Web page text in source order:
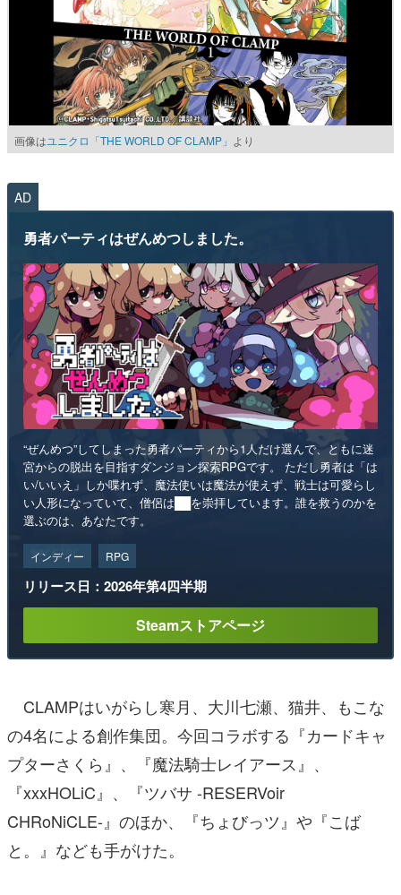
画像はユニクロ「THE WORLD OF CLAMP」 より
AD
勇者パーティはぜんめつしました。
“ぜんめつ”してしまった勇者パーティから1人だけ選んで、ともに迷
宮からの脱出を目指すダンジョン探索RPGです。 ただし勇者は「は
い/いいえ」しか喋れず、魔法使いは魔法が使えず、戦士は可愛らし
い人形になっていて、僧侶は██を崇拝しています。誰を救うのかを
選ぶのは、あなたです。
インディー RPG
リリース日：2026年第4四半期
Steamストアページ
CLAMPはいがらし寒月、大川七瀬、猫井、もこな
の4名による創作集団。今回コラボする『カードキャ
プターさくら』、『魔法騎士レイアース』、
『xxxHOLiC』、『ツバサ -RESERVoir
CHRoNiCLE-』のほか、『ちょびっツ』や『こば
と。』なども手がけた。